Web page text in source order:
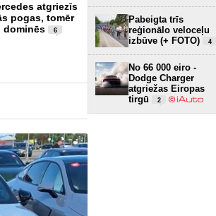
atgriezīs
pogas, tomēr
dominēs
6
Pēc vairāk nekā 80
gadiem Donavā redzami
Otrā pasaules kara
kuģu vraki (+ VIDEO)
Pabeigta trīs
reģionālo veloceļu
izbūve (+ FOTO)
4
No 66 000 eiro -
Dodge Charger
atgriežas Eiropas
tirgū
2